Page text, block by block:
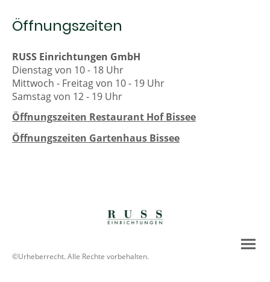
Öffnungszeiten
RUSS Einrichtungen GmbH
Dienstag von 10 - 18 Uhr
Mittwoch - Freitag von 10 - 19 Uhr
Samstag von 12 - 19 Uhr
Öffnungszeiten Restaurant Hof Bissee
Öffnungszeiten Gartenhaus Bissee
©Urheberrecht. Alle Rechte vorbehalten.